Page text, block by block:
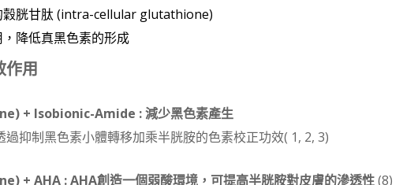
穀胱甘肽 (intra-cellular glutathione)
降低真黑色素的形成
作用
+ Isobionic-Amide : 減少黑色素產生
抑制黑色素小體轉移加乘半胱胺的色素校正功效( 1, 2, 3)
+ AHA : AHA創造一個弱酸環境，可提高半胱胺對皮膚的滲透性(8)